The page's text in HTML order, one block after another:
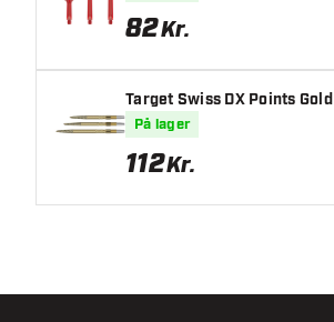
82Kr.
Target Swiss DX Points Gold
På lager
112Kr.